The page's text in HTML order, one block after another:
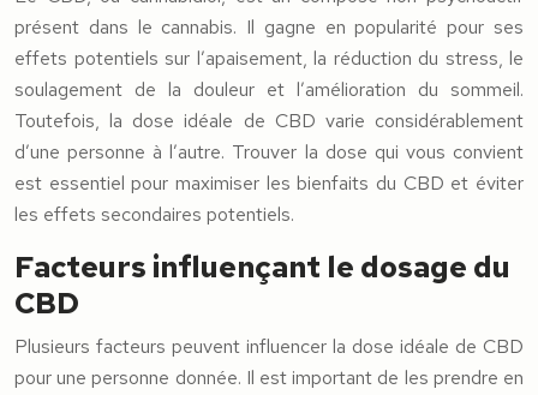
présent dans le cannabis. Il gagne en popularité pour ses
effets potentiels sur l’apaisement, la réduction du stress, le
soulagement de la douleur et l’amélioration du sommeil.
Toutefois, la dose idéale de CBD varie considérablement
d’une personne à l’autre. Trouver la dose qui vous convient
est essentiel pour maximiser les bienfaits du CBD et éviter
les effets secondaires potentiels.
Facteurs influençant le dosage du
CBD
Plusieurs facteurs peuvent influencer la dose idéale de CBD
pour une personne donnée. Il est important de les prendre en